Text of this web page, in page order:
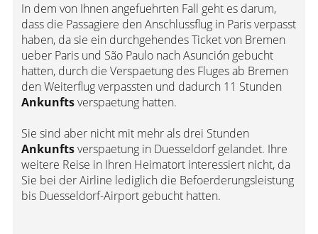
In dem von Ihnen angefuehrten Fall geht es darum,
dass die Passagiere den Anschlussflug in Paris verpasst
haben, da sie ein durchgehendes Ticket von Bremen
ueber Paris und São Paulo nach Asunción gebucht
hatten, durch die Verspaetung des Fluges ab Bremen
den Weiterflug verpassten und dadurch 11 Stunden
Ankunftsverspaetung hatten.
Sie sind aber nicht mit mehr als drei Stunden
Ankunftsverspaetung in Duesseldorf gelandet. Ihre
weitere Reise in Ihren Heimatort interessiert nicht, da
Sie bei der Airline lediglich die Befoerderungsleistung
bis Duesseldorf-Airport gebucht hatten.